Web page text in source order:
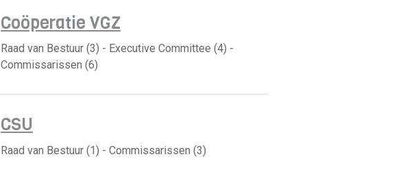
Coöperatie VGZ
Raad van Bestuur (3) - Executive Committee (4) -
Commissarissen (6)
CSU
Raad van Bestuur (1) - Commissarissen (3)